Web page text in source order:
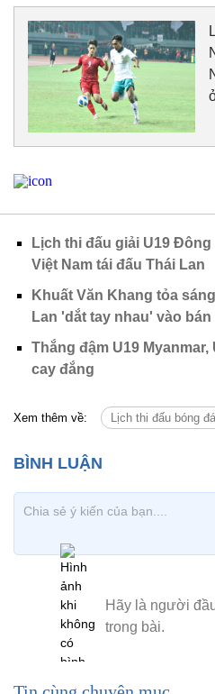
Lịch thi đấu giải U19
Việt Nam tái đấu Thái Lan
Khuất Văn Khang tỏa
Lan 'dắt tay nhau' vào bán
Thắng đậm U19
cay đắng
Xem thêm về: Lịch thi đấu bóng đá